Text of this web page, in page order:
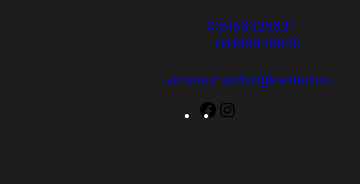
015156325627
04166848640
verena.moeller@ewetel.net
Facebook